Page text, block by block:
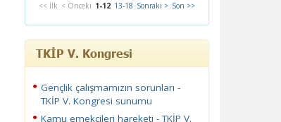
<< İlk < Önceki 1-12 13-18 Sonraki > Son >>
TKİP V. Kongresi
Gençlik çalışmamızın sorunları -
TKİP V. Kongresi sunumu
Kamu emekçileri hareketi - TKİP V.